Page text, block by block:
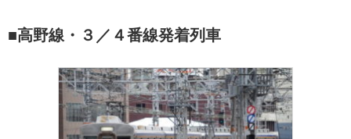
■高野線・３／４番線発着列車